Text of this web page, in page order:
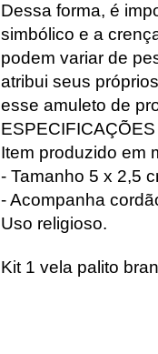
Dessa forma, é
simbólico e a
podem variar de
atribui seus
esse amuleto de
Item produzido em
- Tamanho 5 x 2,5
- Acompanha
Uso religioso.
Kit 1 vela palito